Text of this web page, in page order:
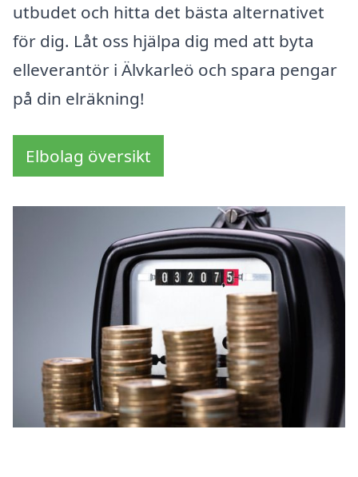
utbudet och hitta det bästa alternativet
för dig. Låt oss hjälpa dig med att byta
elleverantör i Älvkarleö och spara pengar
på din elräkning!
Elbolag översikt